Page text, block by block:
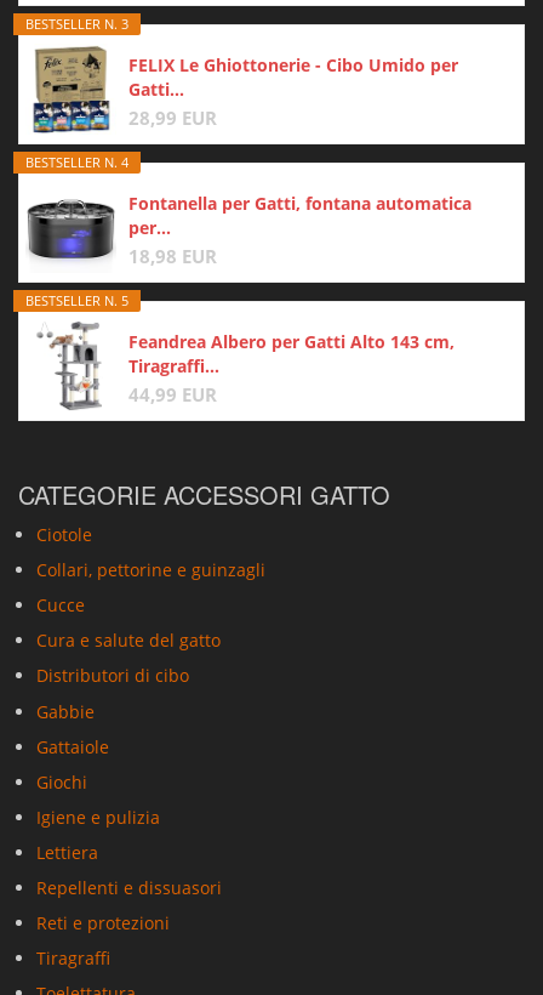
BESTSELLER N. 3
FELIX Le Ghiottonerie - Cibo Umido per
Gatti...
28,99 EUR
BESTSELLER N. 4
Fontanella per Gatti, fontana automatica
per...
18,98 EUR
BESTSELLER N. 5
Feandrea Albero per Gatti Alto 143 cm,
Tiragraffi...
44,99 EUR
CATEGORIE ACCESSORI GATTO
Ciotole
Collari, pettorine e guinzagli
Cucce
Cura e salute del gatto
Distributori di cibo
Gabbie
Gattaiole
Giochi
Igiene e pulizia
Lettiera
Repellenti e dissuasori
Reti e protezioni
Tiragraffi